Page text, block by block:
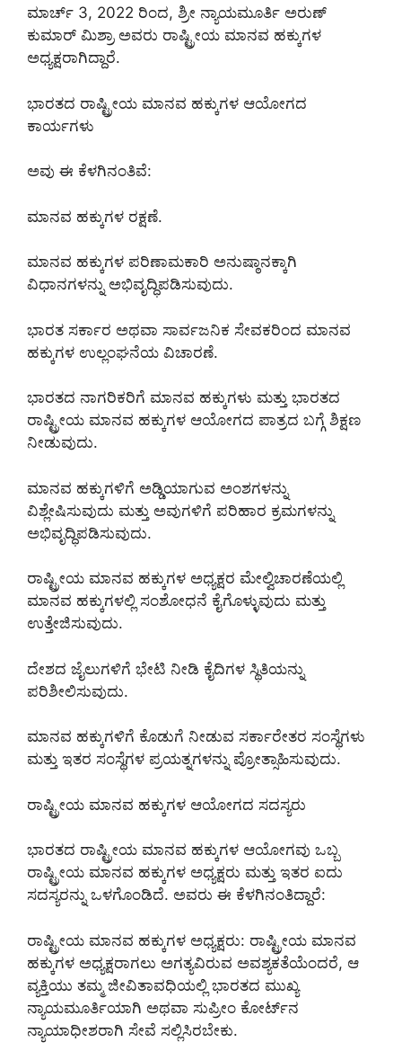
ಮಾರ್ಚ್ 3, 2022 ರಿಂದ, ಶ್ರೀ ನ್ಯಾಯಮೂರ್ತಿ ಅರುಣ್
ಕುಮಾರ್ ಮಿಶ್ರಾ ಅವರು ರಾಷ್ಟ್ರೀಯ ಮಾನವ ಹಕ್ಕುಗಳ
ಅಧ್ಯಕ್ಷರಾಗಿದ್ದಾರೆ.
ಭಾರತದ ರಾಷ್ಟ್ರೀಯ ಮಾನವ ಹಕ್ಕುಗಳ ಆಯೋಗದ
ಕಾರ್ಯಗಳು
ಅವು ಈ ಕೆಳಗಿನಂತಿವೆ:
ಮಾನವ ಹಕ್ಕುಗಳ ರಕ್ಷಣೆ.
ಮಾನವ ಹಕ್ಕುಗಳ ಪರಿಣಾಮಕಾರಿ ಅನುಷ್ಠಾನಕ್ಕಾಗಿ
ವಿಧಾನಗಳನ್ನು ಅಭಿವೃದ್ಧಿಪಡಿಸುವುದು.
ಭಾರತ ಸರ್ಕಾರ ಅಥವಾ ಸಾರ್ವಜನಿಕ ಸೇವಕರಿಂದ ಮಾನವ
ಹಕ್ಕುಗಳ ಉಲ್ಲಂಘನೆಯ ವಿಚಾರಣೆ.
ಭಾರತದ ನಾಗರಿಕರಿಗೆ ಮಾನವ ಹಕ್ಕುಗಳು ಮತ್ತು ಭಾರತದ
ರಾಷ್ಟ್ರೀಯ ಮಾನವ ಹಕ್ಕುಗಳ ಆಯೋಗದ ಪಾತ್ರದ ಬಗ್ಗೆ ಶಿಕ್ಷಣ
ನೀಡುವುದು.
ಮಾನವ ಹಕ್ಕುಗಳಿಗೆ ಅಡ್ಡಿಯಾಗುವ ಅಂಶಗಳನ್ನು
ವಿಶ್ಲೇಷಿಸುವುದು ಮತ್ತು ಅವುಗಳಿಗೆ ಪರಿಹಾರ ಕ್ರಮಗಳನ್ನು
ಅಭಿವೃದ್ಧಿಪಡಿಸುವುದು.
ರಾಷ್ಟ್ರೀಯ ಮಾನವ ಹಕ್ಕುಗಳ ಅಧ್ಯಕ್ಷರ ಮೇಲ್ವಿಚಾರಣೆಯಲ್ಲಿ
ಮಾನವ ಹಕ್ಕುಗಳಲ್ಲಿ ಸಂಶೋಧನೆ ಕೈಗೊಳ್ಳುವುದು ಮತ್ತು
ಉತ್ತೇಜಿಸುವುದು.
ದೇಶದ ಜೈಲುಗಳಿಗೆ ಭೇಟಿ ನೀಡಿ ಕೈದಿಗಳ ಸ್ಥಿತಿಯನ್ನು
ಪರಿಶೀಲಿಸುವುದು.
ಮಾನವ ಹಕ್ಕುಗಳಿಗೆ ಕೊಡುಗೆ ನೀಡುವ ಸರ್ಕಾರೇತರ ಸಂಸ್ಥೆಗಳು
ಮತ್ತು ಇತರ ಸಂಸ್ಥೆಗಳ ಪ್ರಯತ್ನಗಳನ್ನು ಪ್ರೋತ್ಸಾಹಿಸುವುದು.
ರಾಷ್ಟ್ರೀಯ ಮಾನವ ಹಕ್ಕುಗಳ ಆಯೋಗದ ಸದಸ್ಯರು
ಭಾರತದ ರಾಷ್ಟ್ರೀಯ ಮಾನವ ಹಕ್ಕುಗಳ ಆಯೋಗವು ಒಬ್ಬ
ರಾಷ್ಟ್ರೀಯ ಮಾನವ ಹಕ್ಕುಗಳ ಅಧ್ಯಕ್ಷರು ಮತ್ತು ಇತರ ಐದು
ಸದಸ್ಯರನ್ನು ಒಳಗೊಂಡಿದೆ. ಅವರು ಈ ಕೆಳಗಿನಂತಿದ್ದಾರೆ:
ರಾಷ್ಟ್ರೀಯ ಮಾನವ ಹಕ್ಕುಗಳ ಅಧ್ಯಕ್ಷರು: ರಾಷ್ಟ್ರೀಯ ಮಾನವ
ಹಕ್ಕುಗಳ ಅಧ್ಯಕ್ಷರಾಗಲು ಅಗತ್ಯವಿರುವ ಅವಶ್ಯಕತೆಯೆಂದರೆ, ಆ
ವ್ಯಕ್ತಿಯು ತಮ್ಮ ಜೀವಿತಾವಧಿಯಲ್ಲಿ ಭಾರತದ ಮುಖ್ಯ
ನ್ಯಾಯಮೂರ್ತಿಯಾಗಿ ಅಥವಾ ಸುಪ್ರೀಂ ಕೋರ್ಟ್‌ನ
ನ್ಯಾಯಾಧೀಶರಾಗಿ ಸೇವೆ ಸಲ್ಲಿಸಿರಬೇಕು.